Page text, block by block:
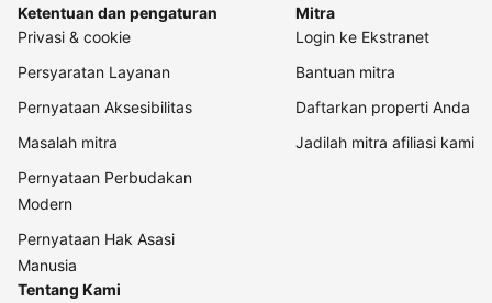
Ketentuan dan pengaturan
Privasi & cookie
Persyaratan Layanan
Pernyataan Aksesibilitas
Masalah mitra
Pernyataan Perbudakan
Modern
Pernyataan Hak Asasi
Manusia
Mitra
Login ke Ekstranet
Bantuan mitra
Daftarkan properti Anda
Jadilah mitra afiliasi kami
Tentang Kami